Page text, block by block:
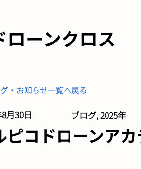
ローンクロス
・お知らせ一覧へ戻る
月30日 ブログ, 2025年
ピコドローンア